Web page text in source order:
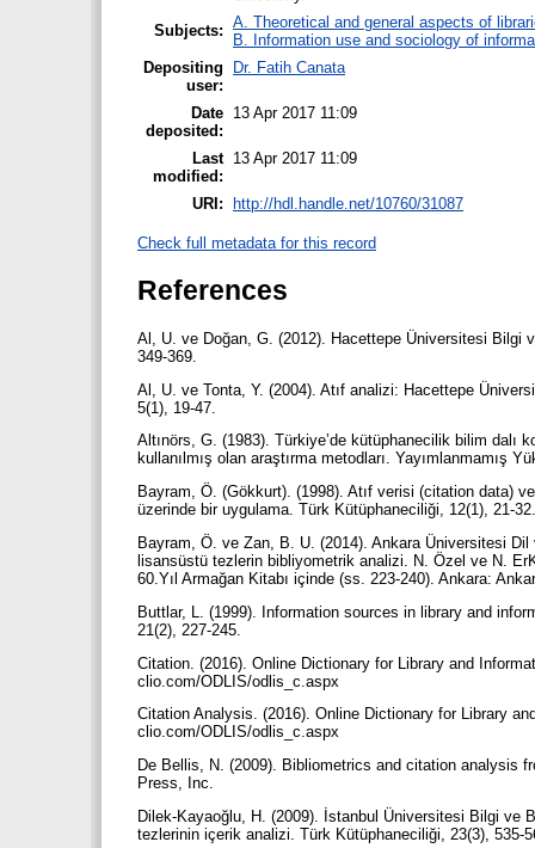
Subjects: A. Theoretical and general aspects of
B. Information use and sociology of
Depositing
user:
Dr. Fatih Canata
Date
deposited:
13 Apr 2017 11:09
Last
modified:
13 Apr 2017 11:09
URI: http://hdl.handle.net/10760/31087
Check full metadata for this record
References
Al, U. ve Doğan, G. (2012). Hacettepe Üniversitesi Bilgi
349-369.
Al, U. ve Tonta, Y. (2004). Atıf analizi: Hacettepe
5(1), 19-47.
Altınörs, G. (1983). Türkiye’de kütüphanecilik bilim dalı
kullanılmış olan araştırma metodları.
Bayram, Ö. (Gökkurt). (1998). Atıf verisi (citation data)
üzerinde bir uygulama. Türk Kütüphaneciliği, 12(1), 21-
Bayram, Ö. ve Zan, B. U. (2014). Ankara Üniversitesi
lisansüstü tezlerin bibliyometrik analizi. N. Özel ve N.
60.Yıl Armağan Kitabı içinde (ss. 223-240). Ankara:
Buttlar, L. (1999). Information sources in library and
21(2), 227-245.
Citation. (2016). Online Dictionary for Library and
clio.com/ODLIS/odlis_c.aspx
Citation Analysis. (2016). Online Dictionary for Library
clio.com/ODLIS/odlis_c.aspx
De Bellis, N. (2009). Bibliometrics and citation analysis
Press, Inc.
Dilek-Kayaoğlu, H. (2009). İstanbul Üniversitesi Bilgi ve
tezlerinin içerik analizi. Türk Kütüphaneciliği, 23(3), 535-